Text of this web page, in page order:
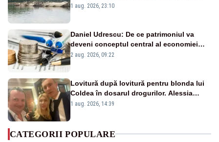
război mondial
1 aug. 2026, 23:10
Daniel Udrescu: De ce patrimoniul va
deveni conceptul central al economiei
viitoare?
2 aug. 2026, 09:22
Lovitură după lovitură pentru blonda lui
Coldea în dosarul drogurilor. Alessia
Păcuraru explică decizia magistraților
1 aug. 2026, 14:39
CATEGORII POPULARE